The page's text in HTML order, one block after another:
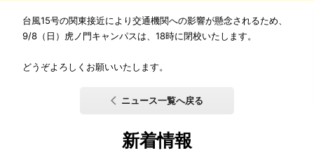
台風15号の関東接近により交通機関への影響が懸念されるため、
9/8（日）虎ノ門キャンパスは、18時に閉校いたします。
どうぞよろしくお願いいたします。
ニュース一覧へ戻る
新着情報